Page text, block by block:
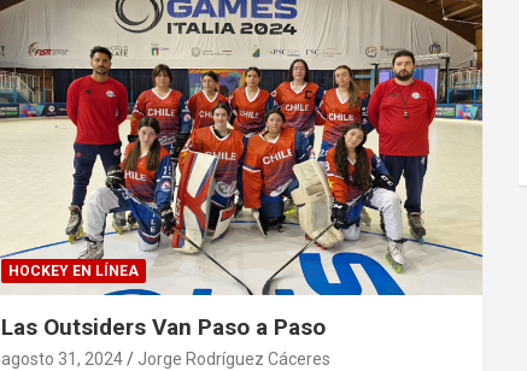
HOCKEY EN LÍNEA
Las Outsiders Van Paso a Paso
agosto 31, 2024 Jorge Rodríguez Cáceres